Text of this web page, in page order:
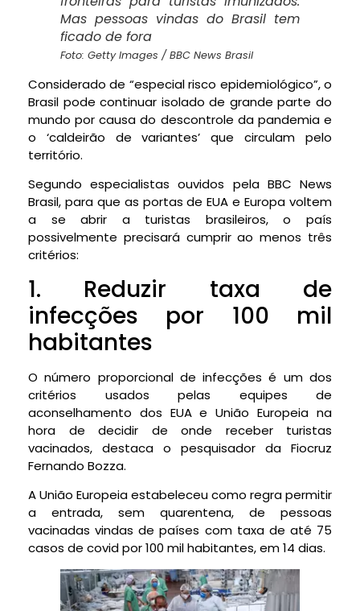
Mas pessoas vindas do Brasil tem
ficado de fora
Foto: Getty Images / BBC News Brasil
Considerado de “especial risco epidemiológico”, o
Brasil pode continuar isolado de grande parte do
mundo por causa do descontrole da pandemia e
o ‘caldeirão de variantes’ que circulam pelo
território.
Segundo especialistas ouvidos pela BBC News
Brasil, para que as portas de EUA e Europa voltem
a se abrir a turistas brasileiros, o país
possivelmente precisará cumprir ao menos três
critérios:
1. Reduzir taxa de
infecções por 100 mil
habitantes
O número proporcional de infecções é um dos
critérios usados pelas equipes de
aconselhamento dos EUA e União Europeia na
hora de decidir de onde receber turistas
vacinados, destaca o pesquisador da Fiocruz
Fernando Bozza.
A União Europeia estabeleceu como regra permitir
a entrada, sem quarentena, de pessoas
vacinadas vindas de países com taxa de até 75
casos de covid por 100 mil habitantes, em 14 dias.